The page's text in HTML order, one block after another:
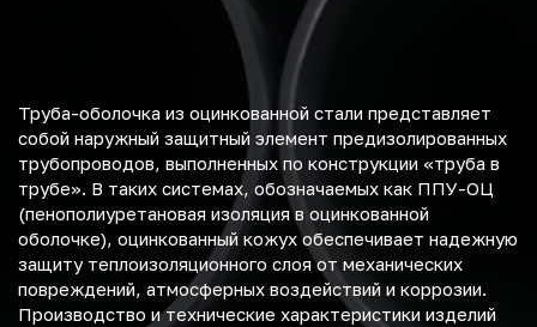
Труба-оболочка из оцинкованной стали представляет
собой наружный защитный элемент предизолированных
трубопроводов, выполненных по конструкции «труба в
трубе». В таких системах, обозначаемых как ППУ-ОЦ
(пенополиуретановая изоляция в оцинкованной
оболочке), оцинкованный кожух обеспечивает надежную
защиту теплоизоляционного слоя от механических
повреждений, атмосферных воздействий и коррозии.
Производство и технические характеристики изделий